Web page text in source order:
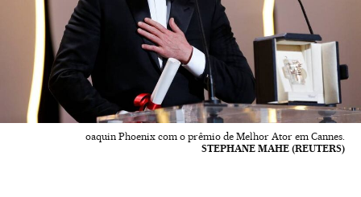
oaquin Phoenix com o prêmio de Melhor Ator em Cannes.
STEPHANE MAHE (REUTERS)